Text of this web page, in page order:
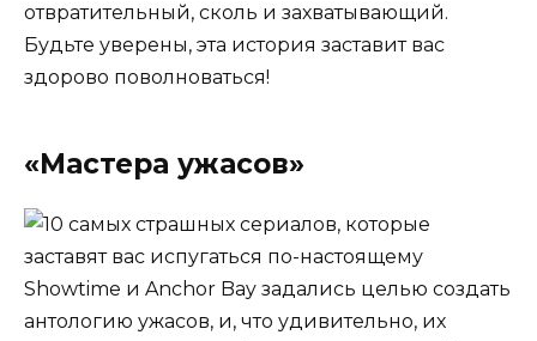
отвратительный, сколь и захватывающий.
Будьте уверены, эта история заставит вас
здорово поволноваться!
«Мастера ужасов»
Showtime и Anchor Bay задались целью создать
антологию ужасов, и, что удивительно, их